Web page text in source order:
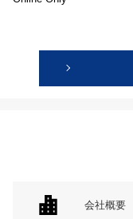
会社概要